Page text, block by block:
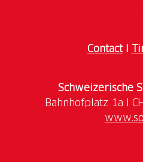
ContactI
Schweizerische